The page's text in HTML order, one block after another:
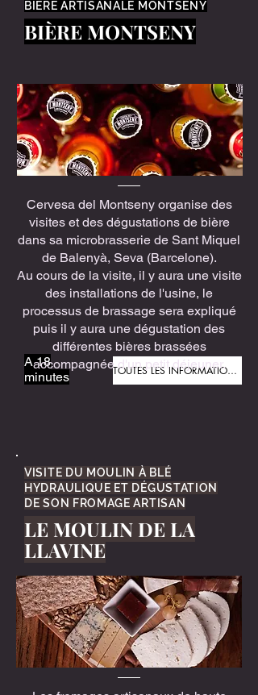
BIÈRE ARTISANALE MONTSENY
BIÈRE MONTSENY
A 18
minutes
TOUTES LES INFORMATIONS
Cervesa del Montseny organise des
visites et des dégustations de bière
dans sa microbrasserie de Sant Miquel
de Balenyà, Seva (Barcelone).
Au cours de la visite, il y aura une visite
des installations de l'usine, le
processus de brassage sera expliqué
puis il y aura une dégustation des
différentes bières brassées
accompagnée d'un petit déjeuner.
VISITE DU MOULIN À BLÉ
HYDRAULIQUE ET DÉGUSTATION
DE SON FROMAGE ARTISAN
LE MOULIN DE LA
LLAVINE